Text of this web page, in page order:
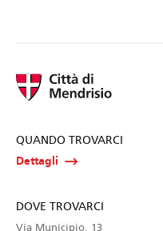
QUANDO TROVARCI
Dettagli
DOVE TROVARCI
Via Municipio, 13